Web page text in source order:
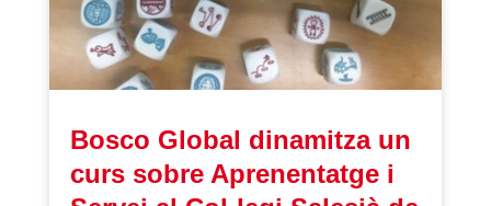
Bosco Global dinamitza un
curs sobre Aprenentatge i